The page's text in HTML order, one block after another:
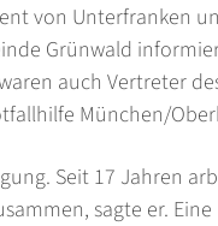
von Unterfranken
Grünwald
auch Vertreter
München/
Seit 17 Jahren
sagte er. Eine